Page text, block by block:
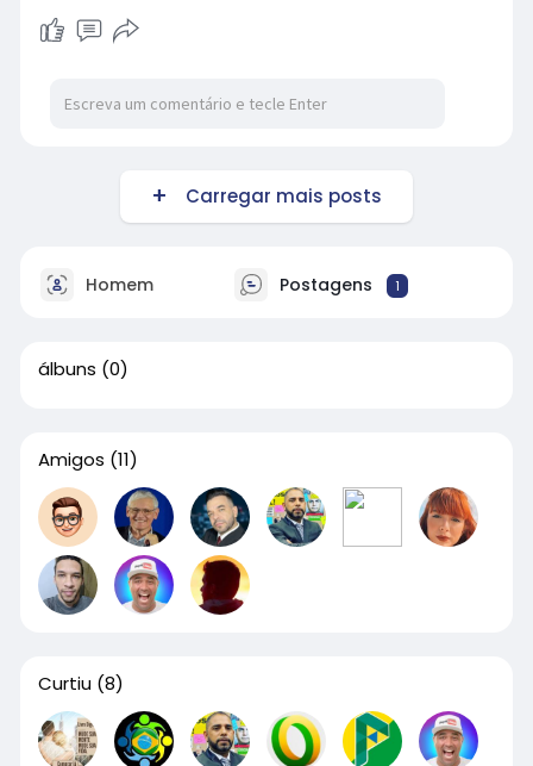
Carregar mais posts
Homem Postagens 1
álbuns (0)
Amigos (11)
Curtiu (8)